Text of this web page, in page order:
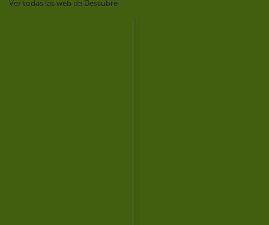
Ver todas las web de Descubre